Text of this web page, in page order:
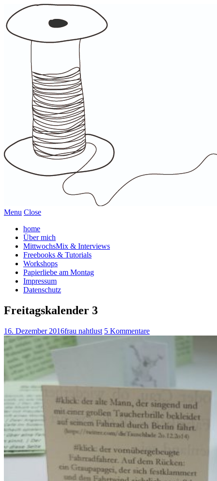
Menu Close
home
Über mich
MittwochsMix & Interviews
Freebooks & Tutorials
Workshops
Papierliebe am Montag
Impressum
Datenschutz
Freitagskalender 3
16. Dezember 2016frau nahtlust 5 Kommentare